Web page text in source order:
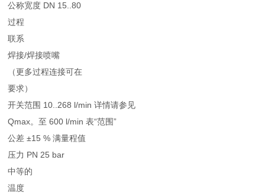
公称宽度 DN 15..80
过程
联系
焊接/焊接喷嘴
（更多过程连接可在
要求）
开关范围 10..268 l/min 详情请参见
Qmax。至 600 l/min 表“范围”
公差 ±15 % 满量程值
压力 PN 25 bar
中等的
温度